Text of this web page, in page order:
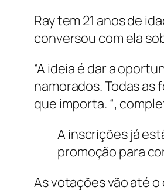
Ray tem 21 anos de
conversou com ela
“A ideia é dar a
namorados. Todas as
que importa. “,
A inscrições já
promoção para
As votações vão até